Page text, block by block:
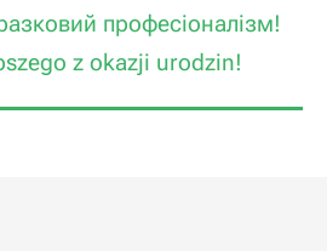
професіоналізм!
z okazji urodzin!